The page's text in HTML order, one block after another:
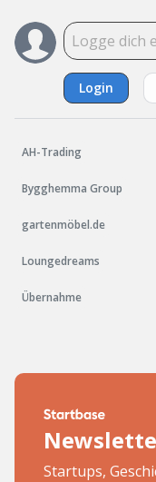
Login
AH-Trading
Bygghemma Group
gartenmöbel.de
Loungedreams
Übernahme
Startups,